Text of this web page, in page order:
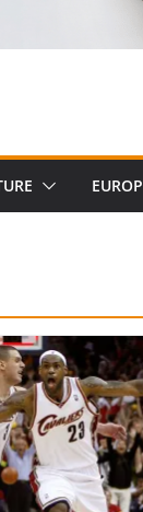
meilleur défenseur